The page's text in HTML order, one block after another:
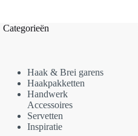
Categorieën
Haak & Brei garens
Haakpakketten
Handwerk
Accessoires
Servetten
Inspiratie